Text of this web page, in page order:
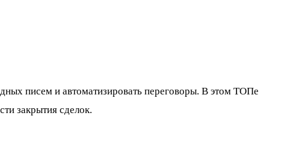
писем и автоматизировать переговоры. В этом ТОПе
закрытия сделок.